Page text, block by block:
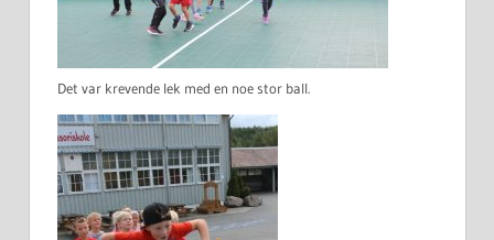
Det var krevende lek med en noe stor ball.